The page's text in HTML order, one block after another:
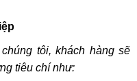
tôi, khách hàng sẽ
tiêu chí như: